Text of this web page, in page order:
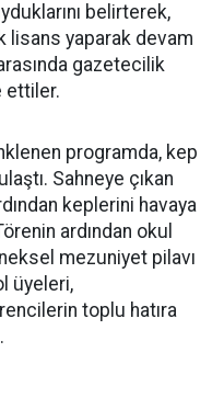
belirterek,
lisans yaparak devam
gazetecilik
ettiler.
programda, kep
Sahneye çıkan
keplerini havaya
ardından okul
mezuniyet pilavı
üyeleri,
toplu hatıra